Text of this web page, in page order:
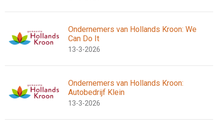
Ondernemers van Hollands Kroon: We
Can Do It
13-3-2026
Ondernemers van Hollands Kroon:
Autobedrijf Klein
13-3-2026